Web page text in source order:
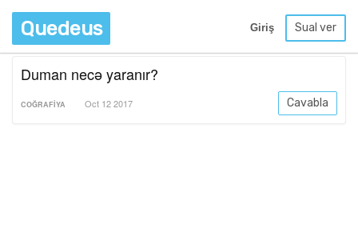
Quedeus Giriş Sual ver
Duman necə yaranır?
COĞRAFIYA Oct 12 2017 Cavabla